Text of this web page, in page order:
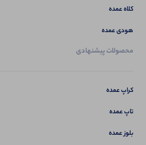
کلاه عمده
هودی عمده
محصولات پیشنهادی
کراپ عمده
تاپ عمده
بلوز عمده